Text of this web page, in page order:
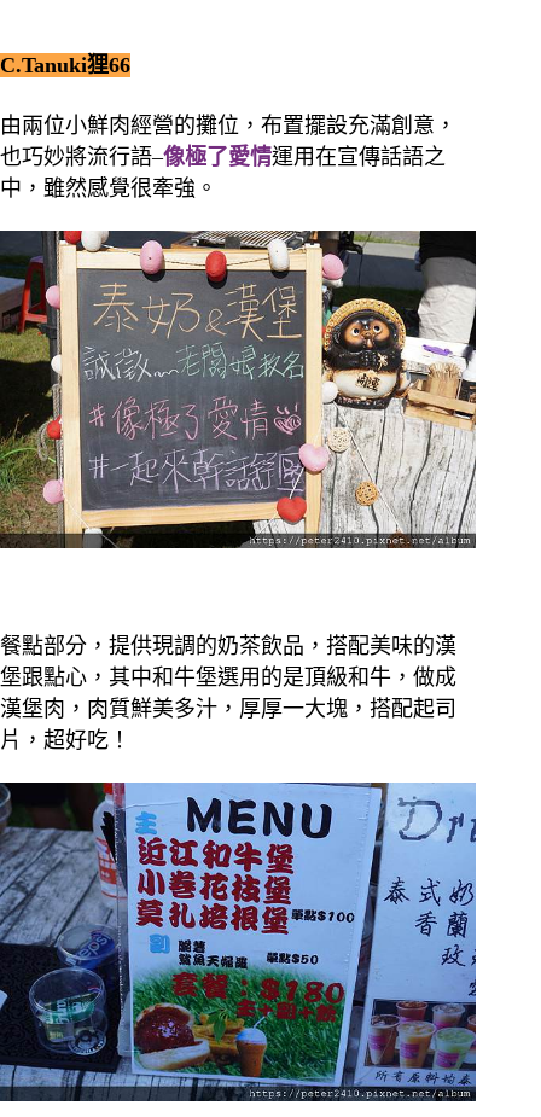
C.Tanuki狸66
由兩位小鮮肉經營的攤位，布置擺設充滿創意，
也巧妙將流行語–像極了愛情運用在宣傳話語之
中，雖然感覺很牽強。
餐點部分，提供現調的奶茶飲品，搭配美味的漢
堡跟點心，其中和牛堡選用的是頂級和牛，做成
漢堡肉，肉質鮮美多汁，厚厚一大塊，搭配起司
片，超好吃！